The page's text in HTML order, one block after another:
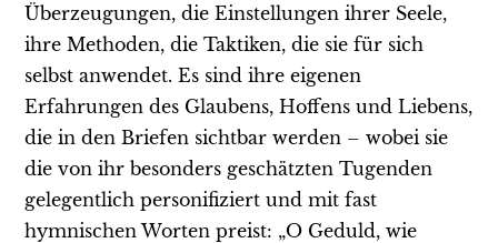
Überzeugungen, die Einstellungen ihrer Seele,
ihre Methoden, die Taktiken, die sie für sich
selbst anwendet. Es sind ihre eigenen
Erfahrungen des Glaubens, Hoffens und Liebens,
die in den Briefen sichtbar werden – wobei sie
die von ihr besonders geschätzten Tugenden
gelegentlich personifiziert und mit fast
hymnischen Worten preist: „O Geduld, wie